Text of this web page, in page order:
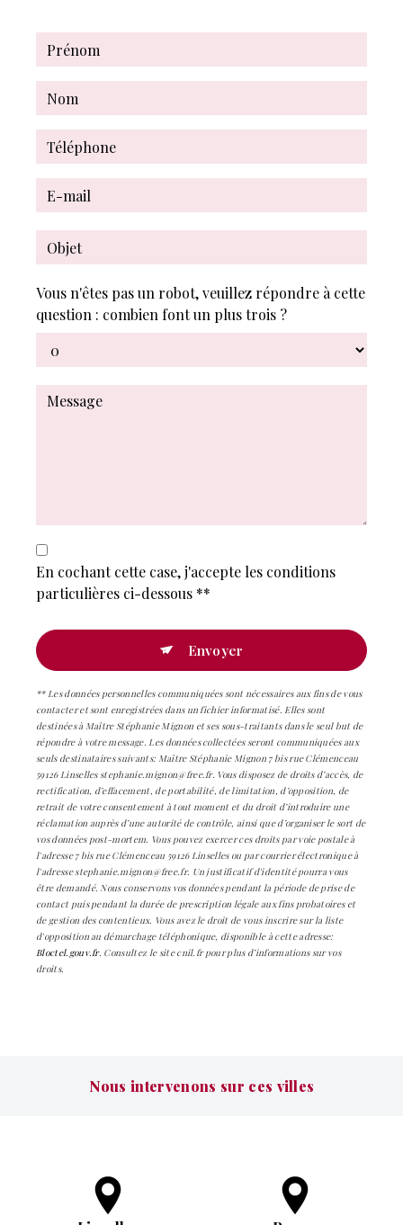
Vous n'êtes pas un robot, veuillez répondre à cette
question : combien font un plus trois ?
En cochant cette case, j'accepte les conditions
particulières ci-dessous **
Envoyer
** Les données personnelles communiquées sont nécessaires aux fins de vous
contacter et sont enregistrées dans un fichier informatisé. Elles sont
destinées à Maître Stéphanie Mignon et ses sous-traitants dans le seul but de
répondre à votre message. Les données collectées seront communiquées aux
seuls destinataires suivants: Maître Stéphanie Mignon 7 bis rue Clémenceau
59126 Linselles stephanie.mignon@free.fr. Vous disposez de droits d’accès, de
rectification, d’effacement, de portabilité, de limitation, d’opposition, de
retrait de votre consentement à tout moment et du droit d’introduire une
réclamation auprès d’une autorité de contrôle, ainsi que d’organiser le sort de
vos données post-mortem. Vous pouvez exercer ces droits par voie postale à
l'adresse 7 bis rue Clémenceau 59126 Linselles ou par courrier électronique à
l'adresse stephanie.mignon@free.fr. Un justificatif d'identité pourra vous
être demandé. Nous conservons vos données pendant la période de prise de
contact puis pendant la durée de prescription légale aux fins probatoires et
de gestion des contentieux. Vous avez le droit de vous inscrire sur la liste
d'opposition au démarchage téléphonique, disponible à cette adresse:
Bloctel.gouv.fr. Consultez le site cnil.fr pour plus d’informations sur vos
droits.
Nous intervenons sur ces villes